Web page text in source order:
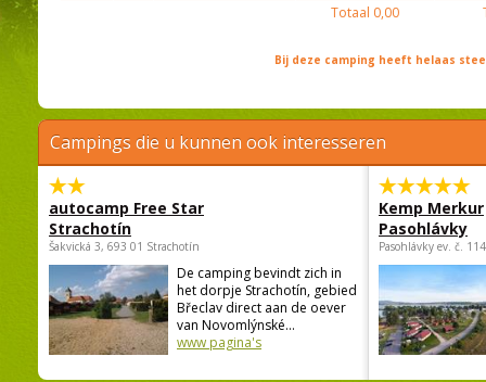
Totaal 0,00
Bij deze camping heeft helaas
Campings die u kunnen ook interesseren
autocamp Free Star
Strachotín
Šakvická 3, 693 01 Strachotín
De camping bevindt zich in
het dorpje Strachotín, gebied
Břeclav direct aan de oever
van Novomlýnské...
www pagina's
Kemp Merkur
Pasohlávky
Pasohlávky ev. č.